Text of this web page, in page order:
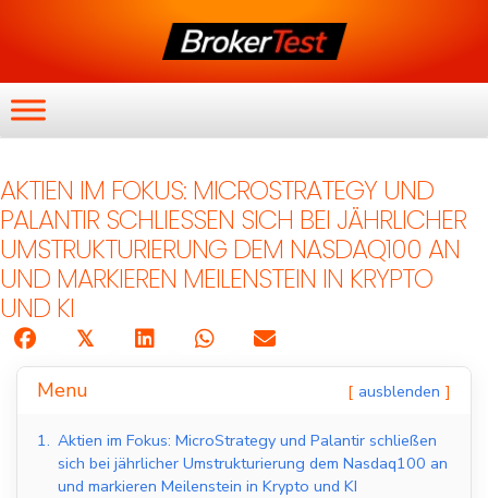
AKTIEN IM FOKUS: MICROSTRATEGY UND
PALANTIR SCHLIESSEN SICH BEI JÄHRLICHER U
MSTRUKTURIERUNG DEM NASDAQ100 AN U
ND MARKIEREN MEILENSTEIN IN KRYPTO U
ND KI
𝕏
Menu ausblenden
1. Aktien im Fokus: MicroStrategy und Palantir schließen
sich bei jährlicher Umstrukturierung dem Nasdaq100 an
und markieren Meilenstein in Krypto und KI